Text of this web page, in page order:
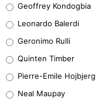
38%
32%
5%
Geoffrey Kondogbia
Leonardo Balerdi
Geronimo Rulli
Quinten Timber
Pierre-Emile Hojbjerg
Neal Maupay